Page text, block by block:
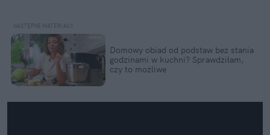
Domowy obiad od podstaw bez stania
godzinami w kuchni? Sprawdziłam,
czy to możliwe